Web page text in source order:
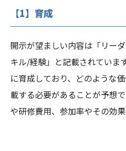
【1】育成
開示が望ましい内容は「リー
キル/経験」と記載されていま
に育成しており、どのような
載する必要があることが予想
や研修費用、参加率やその効果